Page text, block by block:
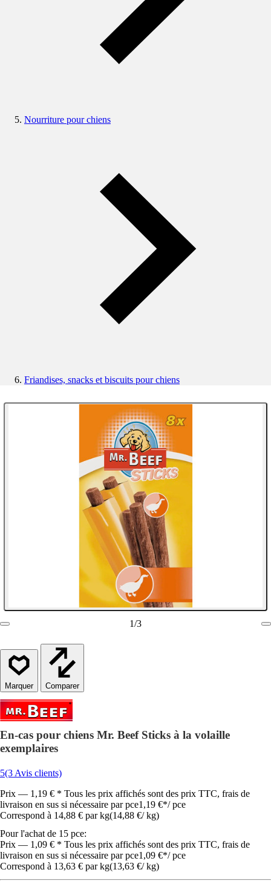
Nourriture pour chiens
Friandises, snacks et biscuits pour chiens
1/3
Comparer
En-cas pour chiens Mr. Beef Sticks à la volaille
exemplaires
5(3 Avis clients)
Prix — 1,19 € * Tous les prix affichés sont des prix TTC, frais de
livraison en sus si nécessaire par pce1,19 €*/ pce
Correspond à 14,88 € par kg(14,88 €/ kg)
Pour l'achat de 15 pce:
Prix — 1,09 € * Tous les prix affichés sont des prix TTC, frais de
livraison en sus si nécessaire par pce1,09 €*/ pce
Correspond à 13,63 € par kg(13,63 €/ kg)